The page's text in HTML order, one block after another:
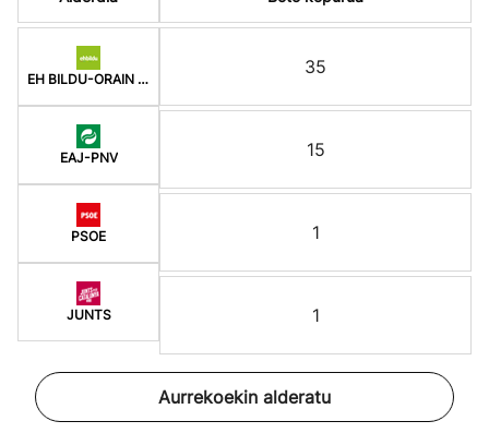
EH BILDU-ORAIN ERREP
EAJ-PNV
PSOE
JUNTS
35
15
1
1
Aurrekoekin alderatu